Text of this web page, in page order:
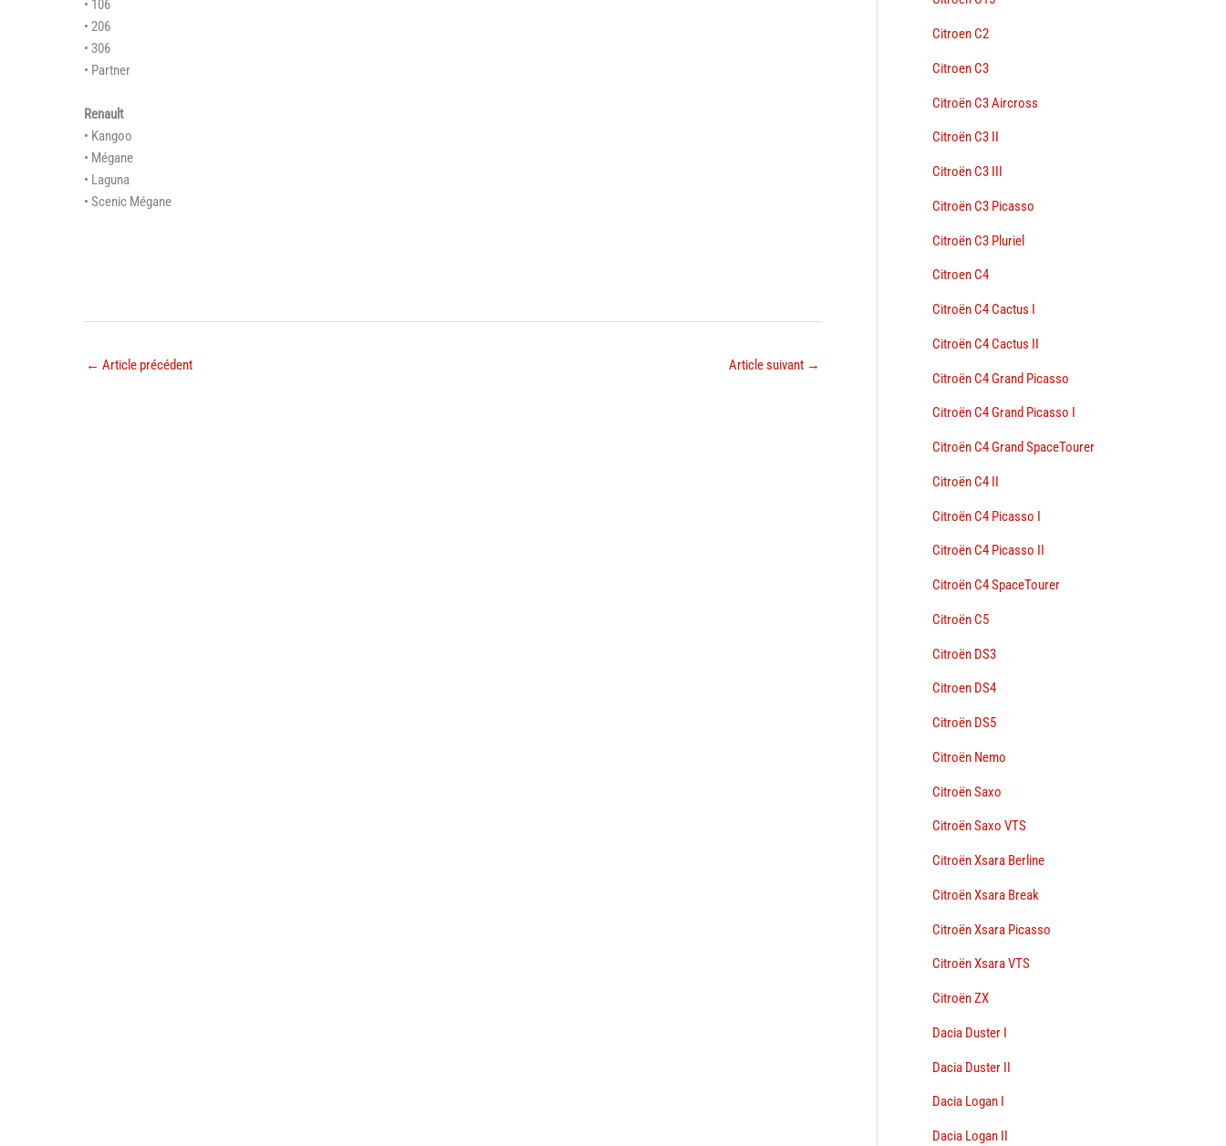
• 106
• 206
• 306
• Partner
Renault
• Kangoo
• Mégane
• Laguna
• Scenic Mégane
← Article précédent Article suivant →
Citroen C2
Citroen C3
Citroën C3 Aircross
Citroën C3 II
Citroën C3 III
Citroën C3 Picasso
Citroën C3 Pluriel
Citroen C4
Citroën C4 Cactus I
Citroën C4 Cactus II
Citroën C4 Grand Picasso
Citroën C4 Grand Picasso I
Citroën C4 Grand SpaceTourer
Citroën C4 II
Citroën C4 Picasso I
Citroën C4 Picasso II
Citroën C4 SpaceTourer
Citroën C5
Citroën DS3
Citroen DS4
Citroën DS5
Citroën Nemo
Citroën Saxo
Citroën Saxo VTS
Citroën Xsara Berline
Citroën Xsara Break
Citroën Xsara Picasso
Citroën Xsara VTS
Citroën ZX
Dacia Duster I
Dacia Duster II
Dacia Logan I
Dacia Logan II